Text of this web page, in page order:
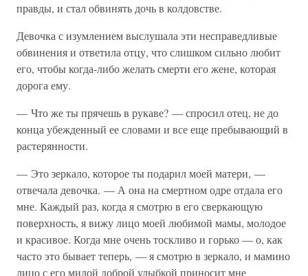
правды, и стал обвинять дочь в колдовстве.
Девочка с изумлением выслушала эти несправедливые
обвинения и ответила отцу, что слишком сильно любит
его, чтобы когда-либо желать смерти его жене, которая
дорога ему.
— Что же ты прячешь в рукаве? — спросил отец, не до
конца убежденный ее словами и все еще пребывающий в
растерянности.
— Это зеркало, которое ты подарил моей матери, —
отвечала девочка. — А она на смертном одре отдала его
мне. Каждый раз, когда я смотрю в его сверкающую
поверхность, я вижу лицо моей любимой мамы, молодое
и красивое. Когда мне очень тоскливо и горько — о, как
часто это бывает теперь, — я смотрю в зеркало, и мамино
лицо с его милой доброй улыбкой приносит мне